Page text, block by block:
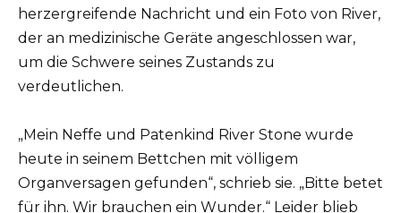
herzergreifende Nachricht und ein Foto von River,
der an medizinische Geräte angeschlossen war,
um die Schwere seines Zustands zu
verdeutlichen.
„Mein Neffe und Patenkind River Stone wurde
heute in seinem Bettchen mit völligem
Organversagen gefunden“, schrieb sie. „Bitte betet
für ihn. Wir brauchen ein Wunder.“ Leider blieb